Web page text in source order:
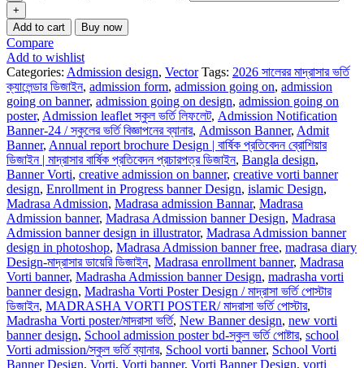
Add to cart Buy now
Compare
Add to wishlist
Categories: Admission design, Vector Tags: 2026 সালেরর মাদ্রাসার ভর্তি
ক্যালেন্ডার ডিজাইন, admission form, admission going on, admission
going on banner, admission going on design, admission going on
poster, Admission leaflet স্কুল ভর্তি লিফলেট, Admission Notification
Banner-24 / স্কুলের ভর্তি বিজ্ঞাপনের ব্যানার, Admisson Banner, Admit
Banner, Annual report brochure Design | বার্ষিক প্রতিবেদন ব্রোশিয়ার
ডিজাইন | মাদ্রাসার বার্ষিক প্রতিবেদন প্রচারপত্র ডিজাইন, Bangla design,
Banner Vorti, creative admission on banner, creative vorti banner
design, Enrollment in Progress banner Design, islamic Design,
Madrasa Admission, Madrasa admission Bannar, Madrasa
Admission banner, Madrasa Admission banner Design, Madrasa
Admission banner design in illustrator, Madrasa Admission banner
design in photoshop, Madrasa Admission banner free, madrasa diary
Design-মাদ্রাসার ডায়েরি ডিজাইন, Madrasa enrollment banner, Madrasa
Vorti banner, Madrasha Admission banner Design, madrasha vorti
banner design, Madrasha Vorti Poster Design / মাদ্রাসা ভর্তি পোস্টার
ডিজাইন, MADRASHA VORTI POSTER/ মাদরাসা ভর্তি পোস্টার,
Madrasha Vorti poster/মাদরাসা ভর্তি, New Banner design, new vorti
banner design, School admission poster bd-স্কুল ভর্তি পোষ্টার, school
Vorti admission/স্কুল ভর্তি ব্যানার, School vorti banner, School Vorti
Banner Design, Vorti, Vorti banner, Vorti Banner Design, vorti